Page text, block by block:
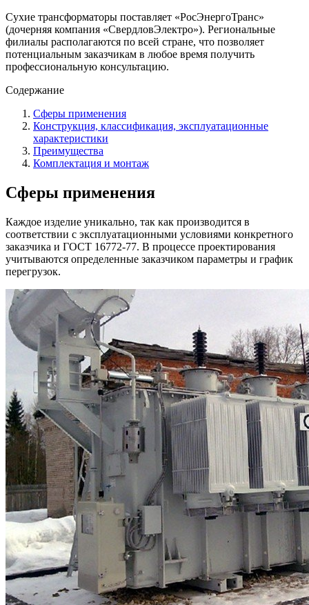
Сухие трансформаторы поставляет «РосЭнергоТранс»
(дочерняя компания «СвердловЭлектро»). Региональные
филиалы располагаются по всей стране, что позволяет
потенциальным заказчикам в любое время получить
профессиональную консультацию.
Содержание
Сферы применения
Конструкция, классификация, эксплуатационные
характеристики
Преимущества
Комплектация и монтаж
Сферы применения
Каждое изделие уникально, так как производится в
соответствии с эксплуатационными условиями конкретного
заказчика и ГОСТ 16772-77. В процессе проектирования
учитываются определенные заказчиком параметры и график
перегрузок.